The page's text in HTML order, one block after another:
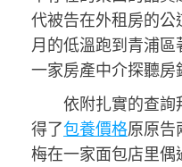
代被告在外租房的公
月的低溫跑到青浦區
一家房產中介探聽房
依附扎實的查詢
得了包養價格原原告
梅在一家面包店里偶